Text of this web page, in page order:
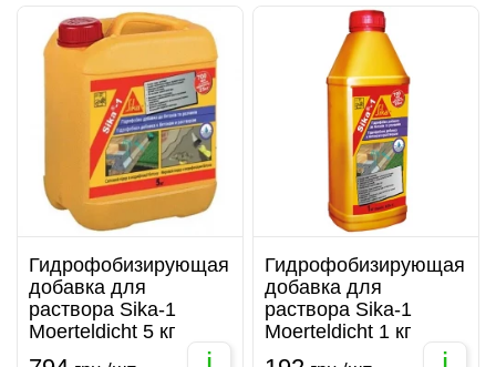
Гидрофобизирующая
добавка для
раствора Sika-1
Moerteldicht 5 кг
Гидрофобизирующая
добавка для
раствора Sika-1
Moerteldicht 1 кг